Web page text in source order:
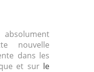
nouvelle
dans les
et sur le